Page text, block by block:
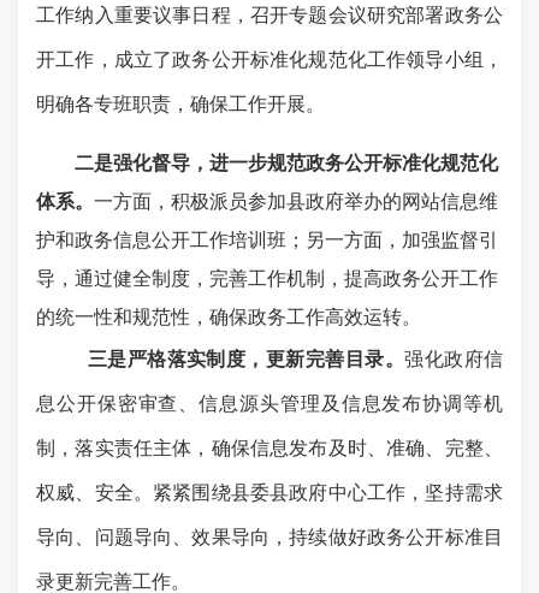
工作纳入重要议事日程，召开专题会议研究部署政务公
开工作，成立了政务公开标准化规范化工作领导小组，
明确各专班职责，确保工作开展。
二是强化督导，进一步规范政务公开标准化规范化
体系。 一方面，积极派员参加县政府举办的网站信息维
护和政务信息公开工作培训班；另一方面，加强监督引
导，通过健全制度，完善工作机制，提高政务公开工作
的统一性和规范性，确保政务工作高效运转。
三是严格落实制度，更新完善目录。强化政府信
息公开保密审查、信息源头管理及信息发布协调等机
制，落实责任主体，确保信息发布及时、准确、完整、
权威、安全。紧紧围绕县委县政府中心工作，坚持需求
导向、问题导向、效果导向，持续做好政务公开标准目
录更新完善工作。